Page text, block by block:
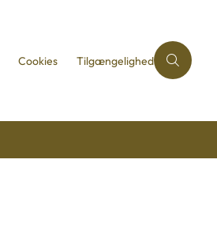
Cookies Tilgængelighed